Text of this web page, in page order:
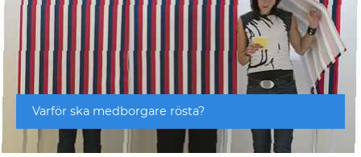
Varför ska medborgare rösta?